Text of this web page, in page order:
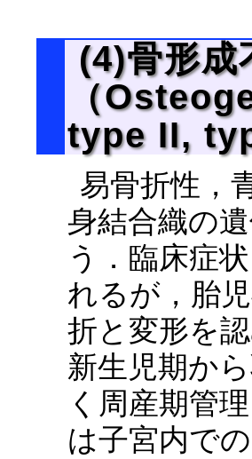
(4)骨形成
（
type II,
易骨折性，
身結合織の
う．臨床症
れるが，胎
折と変形を
新生児期か
く周産期管
は子宮内で